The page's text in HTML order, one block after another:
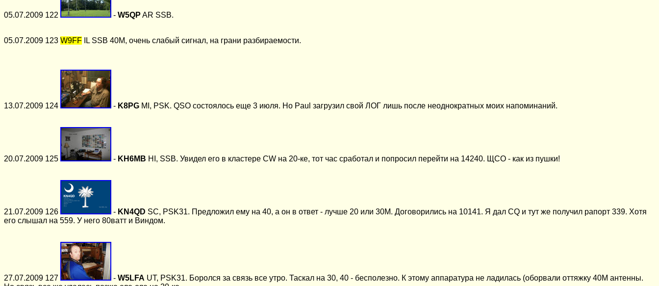
05.07.2009 122 - W5QP AR SSB.
05.07.2009 123 W9FF IL SSB 40М, очень слабый сигнал, на грани разбираемости.
13.07.2009 124 - K8PG MI, PSK. QSO состоялось еще 3 июля. Но Paul загрузил свой ЛОГ лишь после неоднократных моих напоминаний.
20.07.2009 125 - KH6MB HI, SSB. Увидел его в кластере CW на 20-ке, тот час сработал и попросил перейти на 14240. ЩСО - как из пушки!
21.07.2009 126 - KN4QD SC, PSK31. Предложил ему на 40, а он в ответ - лучше 20 или 30М. Договорились на 10141. Я дал CQ и тут же получил рапорт 339. Хотя
его слышал на 559. У него 80ватт и Виндом.
27.07.2009 127 - W5LFA UT, PSK31. Боролся за связь все утро. Таскал на 30, 40 - бесполезно. К этому аппаратура не ладилась (оборвали оттяжку 40М антенны.